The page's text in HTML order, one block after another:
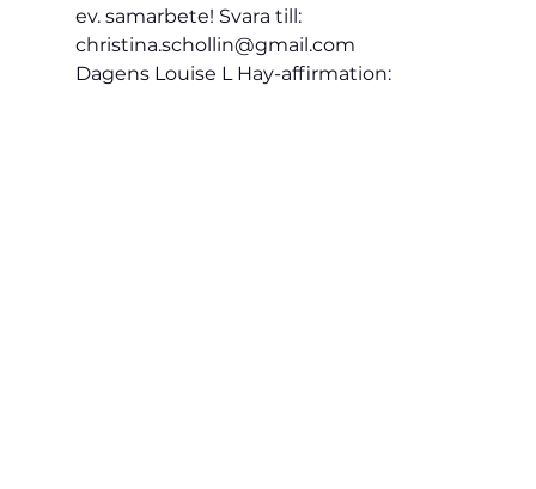
ev. samarbete! Svara till:
christina.schollin@gmail.com
Dagens Louise L Hay-affirmation: